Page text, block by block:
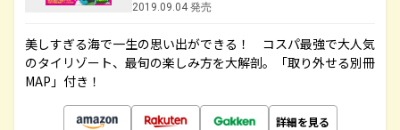
2019.09.04 発売
美しすぎる海で一生の思い出ができる！ コスパ最強で大人気
のタイリゾート、最旬の楽しみ方を大解剖。「取り外せる別冊
MAP」付き！
詳細を見る